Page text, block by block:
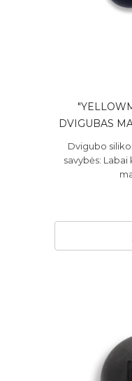
DVIGUBAS
Dvigubo
savybės: